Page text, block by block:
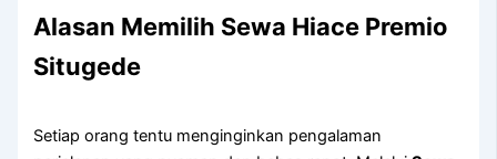
Alasan Memilih Sewa Hiace Premio
Situgede
Setiap orang tentu menginginkan pengalaman